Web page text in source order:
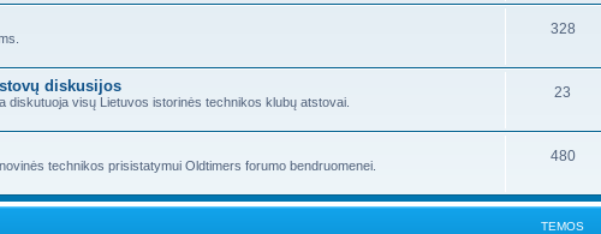
328
diskusijos
diskutuoja visų Lietuvos istorinės technikos klubų atstovai.
23
technikos prisistatymui Oldtimers forumo bendruomenei.
480
TEMOS